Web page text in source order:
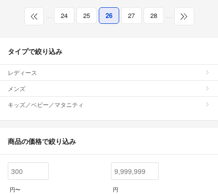
… 24 25 26 27 28 …
タイプで絞り込み
レディース
メンズ
キッズ／ベビー／マタニティ
商品の価格で絞り込み
円〜 円